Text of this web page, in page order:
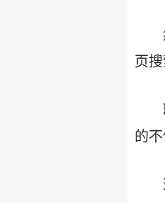
页
的不